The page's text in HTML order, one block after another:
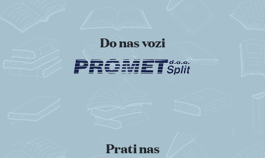
Do nas vozi
Prati nas